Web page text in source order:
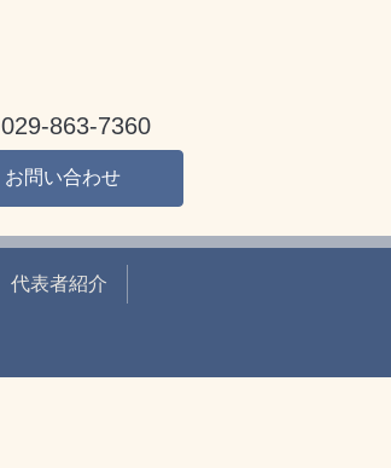
029-863-7360
お問い合わせ
代表者紹介